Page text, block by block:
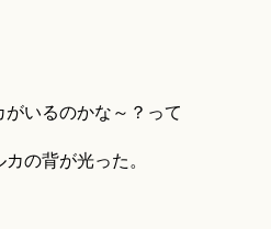
いるのかな～？って
の背が光った。